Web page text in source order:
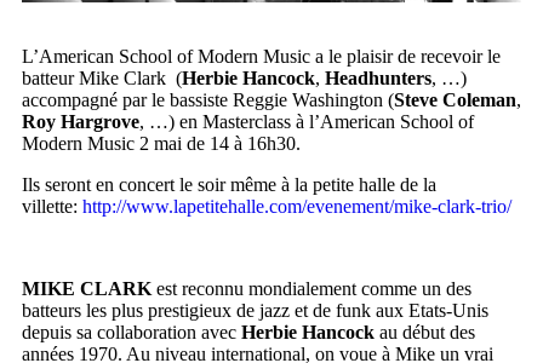
L’American School of Modern Music a le plaisir de recevoir le
batteur Mike Clark (Herbie Hancock, Headhunters, …)
accompagné par le bassiste Reggie Washington (Steve Coleman,
Roy Hargrove, …) en Masterclass à l’American School of
Modern Music 2 mai de 14 à 16h30.
Ils seront en concert le soir même à la petite halle de la
villette: http://www.lapetitehalle.com/evenement/mike-clark-trio/
MIKE CLARK est reconnu mondialement comme un des
batteurs les plus prestigieux de jazz et de funk aux Etats-Unis
depuis sa collaboration avec Herbie Hancock au début des
années 1970. Au niveau international, on voue à Mike un vrai